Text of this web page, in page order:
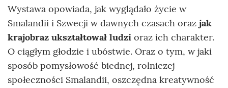
Wystawa opowiada, jak wyglądało życie w
Smalandii i Szwecji w dawnych czasach oraz jak
krajobraz ukształtował ludzi oraz ich charakter.
O ciągłym głodzie i ubóstwie. Oraz o tym, w jaki
sposób pomysłowość biednej, rolniczej
społeczności Smalandii, oszczędna kreatywność